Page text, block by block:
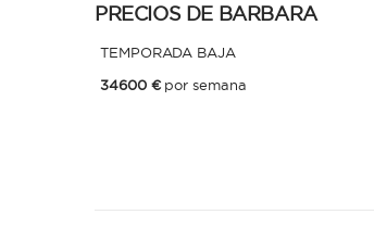
PRECIOS DE BARBARA
TEMPORADA BAJA
34600 € por semana